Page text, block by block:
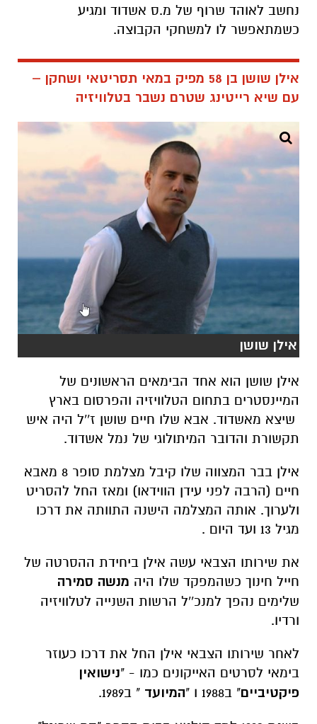
נחשב לאוהד שרוף של מ.ס אשדוד ומגיע
כשמתאפשר לו למשחקי הקבוצה.
אילן שושן בן 58 מפיק במאי תסריטאי ושחקן –
עם שיא רייטינג שטרם נשבר בטלוויזיה
אילן שושן
אילן שושן הוא אחד הבימאים הראשונים של
המיינסטרים בתחום הטלוויזיה והפרסום בארץ
שיצא מאשדוד. אבא שלו חיים שושן ז''ל היה איש
תקשורת והדובר המיתולוגי של נמל אשדוד.
אילן בבר המצווה שלו קיבל מצלמת סופר 8 מאבא
חיים (הרבה לפני עידן הווידאו) ומאז החל להסריט
ולערוך. אותה המצלמה הישנה התוותה את דרכו
מגיל 13 ועד היום .
את שירותו הצבאי עשה אילן ביחידת ההסרטה של
חייל חינוך כשהמפקד שלו היה מנשה סמירה
שלימים נהפך למנכ''ל הרשות השנייה לטלוויזיה
ורדיו.
לאחר שירותו הצבאי אילן החל את דרכו כעוזר
בימאי לסרטים האייקונים כמו - "נישואין
פיקטיביים" ב1988 ו " המיועד " ב1989.